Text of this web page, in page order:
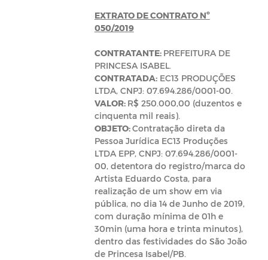
EXTRATO DE CONTRATO Nº
050/2019
CONTRATANTE: PREFEITURA DE
PRINCESA ISABEL.
CONTRATADA:EC13 PRODUÇÕES
LTDA, CNPJ: 07.694.286/0001-00.
VALOR: R$ 250.000,00 (duzentos e
cinquenta mil reais).
OBJETO:Contratação direta da
Pessoa Jurídica EC13 Produções
LTDA EPP, CNPJ: 07.694.286/0001-
00, detentora do registro/marca do
Artista Eduardo Costa, para
realização de um show em via
pública, no dia 14 de Junho de 2019,
com duração mínima de 01h e
30min (uma hora e trinta minutos),
dentro das festividades do São João
de Princesa Isabel/PB.